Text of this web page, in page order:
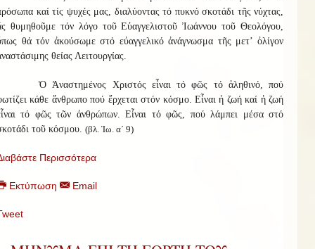
καί τίς ψυχές μας, διαλύοντας τό πυκνό σκοτάδι τῆς νύχτας,
θυμηθοῦμε τόν λόγο τοῦ Εὐαγγελιστοῦ Ἰωάννου τοῦ Θεολόγου,
θά τόν ἀκούσωμε στό εὐαγγελικό ἀνάγνωσμα τῆς μετ’ ὀλίγον
θείας Λειτουργίας.
Ὁ Ἀναστημένος Χριστός εἶναι τό φῶς τό ἀληθινό, πού
κάθε ἄνθρωπο πού ἔρχεται στόν κόσμο. Εἶναι ἡ ζωή καί ἡ ζωή
τό φῶς τῶν ἀνθρώπων. Εἶναι τό φῶς, πού λάμπει μέσα στό
τοῦ κόσμου. (βλ. Ἰω. α΄ 9)
Περισσότερα
Εκτύπωση Email